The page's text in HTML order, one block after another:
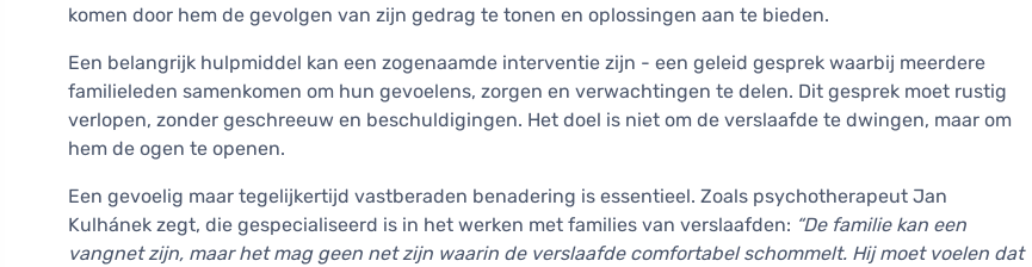
komen door hem de gevolgen van zijn gedrag te tonen en oplossingen aan te bieden.
Een belangrijk hulpmiddel kan een zogenaamde interventie zijn - een geleid gesprek waarbij meerdere
familieleden samenkomen om hun gevoelens, zorgen en verwachtingen te delen. Dit gesprek moet rustig
verlopen, zonder geschreeuw en beschuldigingen. Het doel is niet om de verslaafde te dwingen, maar om
hem de ogen te openen.
Een gevoelig maar tegelijkertijd vastberaden benadering is essentieel. Zoals psychotherapeut Jan
Kulhánek zegt, die gespecialiseerd is in het werken met families van verslaafden: “De familie kan een
vangnet zijn, maar het mag geen net zijn waarin de verslaafde comfortabel schommelt. Hij moet voelen dat